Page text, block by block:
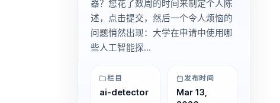
器？您花了数周的时间来制定个人陈
述，点击提交，然后一个令人烦恼的
问题悄然出现：大学在申请中使用哪
些人工智能探...
栏目
ai-detector
发布时间
Mar 13,